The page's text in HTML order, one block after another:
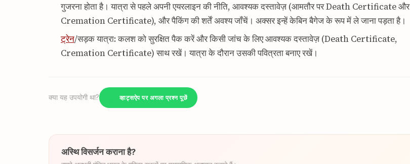
गुजरना होता है। यात्रा से पहले अपनी एयरलाइन की नीति, आवश्यक दस्तावेज़ (आमतौर पर Death Certificate और
Cremation Certificate), और पैकिंग की शर्तें अवश्य जाँचें। अक्सर इन्हें केबिन बैगेज के रूप में ले जाना पड़ता है।
ट्रेन/सड़क यात्रा: कलश को सुरक्षित पैक करें और किसी जांच के लिए आवश्यक दस्तावेज़ (Death Certificate,
Cremation Certificate) साथ रखें। यात्रा के दौरान उसकी पवित्रता बनाए रखें।
क्या यह उपयोगी था? व्हाट्सऐप पर अगला प्रश्न पूछें
अस्थि विसर्जन कराना है?